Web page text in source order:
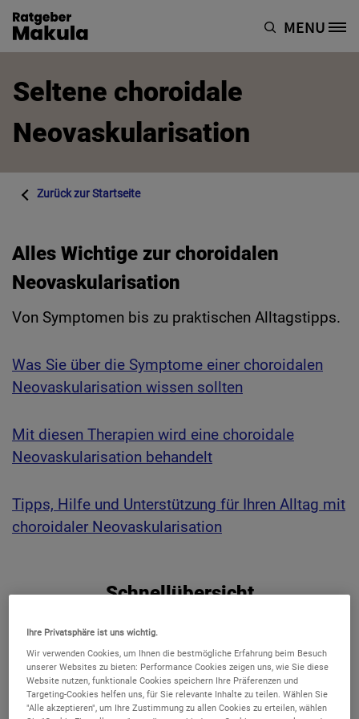
Site Logo
MENU
Seltene choroidale
Neovaskularisation
Zurück zurStartseite
Alles Wichtige zur choroidalen
Neovaskularisation
Von Symptomen bis zu praktischen Alltagstipps.
Was Sie über die Symptome einer choroidalen
Neovaskularisation wissen sollten
Mit diesen Therapien wird eine choroidale
Neovaskularisation behandelt
Tipps, Hilfe und Unterstützung für Ihren Alltag mit
choroidaler Neovaskularisation
Schnellübersicht
Wichtige Infos und Links.
Zur Übersicht
Makulaerkrankungen
Ihre Privatsphäre ist uns wichtig.
Wir verwenden Cookies, um Ihnen die bestmögliche Erfahrung beim Besuch
unserer Websites zu bieten: Performance Cookies zeigen uns, wie Sie diese
Website nutzen, funktionale Cookies speichern Ihre Präferenzen und
Targeting-Cookies helfen uns, für Sie relevante Inhalte zu teilen. Wählen Sie
"Alle akzeptieren", um Ihre Zustimmung zu allen Cookies zu erteilen, wählen